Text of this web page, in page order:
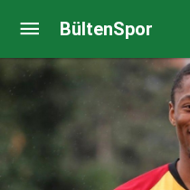
BültenSpor
Kasımpaşa –
kaçta? (Muhtemel